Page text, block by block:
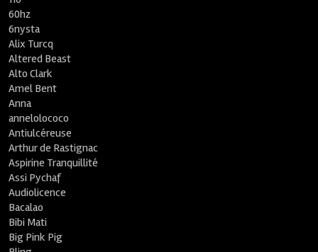
60hz
6nysta
Alix Turcq
Altered Beast
Alto Clark
Amel Bent
Anna
annelolococo
Antiulcéreuse
Arthur de Rastignac
Aspirine Tranquillité
Assi Pychaf
Audiolicence
Bacalao
Bibi Mati
Big Pink Pig